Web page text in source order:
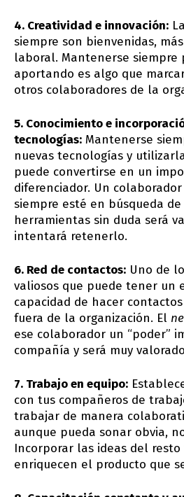
4. Creatividad e innovación:
siempre son bienvenidas,
laboral. Mantenerse siempre
aportando es algo que
otros colaboradores de la
5. Conocimiento e
tecnologías: Mantenerse
nuevas tecnologías y
puede convertirse en un
diferenciador. Un
siempre esté en búsqueda
herramientas sin duda será
intentará retenerlo.
6. Red de contactos: Uno de
valiosos que puede tener un
capacidad de hacer
fuera de la organización. El
ese colaborador un “poder”
compañía y será muy
7. Trabajo en equipo:
con tus compañeros de
trabajar de manera
aunque pueda sonar obvia,
Incorporar las ideas del
enriquecen el producto que